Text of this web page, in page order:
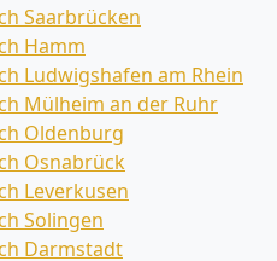
Saarbrücken
Hamm
Ludwigshafen am Rhein
Mülheim an der Ruhr
Oldenburg
Osnabrück
Leverkusen
Solingen
Darmstadt